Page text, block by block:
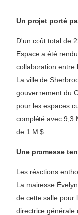
Un projet porté
D'un coût total de
Espace a été
collaboration entre
La ville de
gouvernement du
pour les espaces
complété avec 9,3
de 1 M $.
Une promesse
Les réactions
La mairesse
de cette salle pour
directrice générale